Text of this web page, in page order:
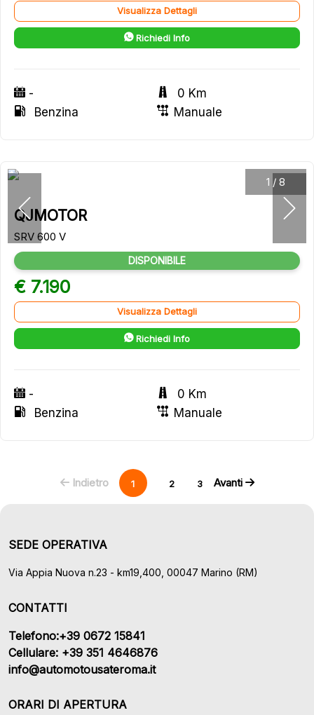
Visualizza Dettagli
Richiedi Info
-
0 Km
Benzina
Manuale
1 / 8
QJMOTOR
SRV 600 V
DISPONIBILE
€ 7.190
Visualizza Dettagli
Richiedi Info
-
0 Km
Benzina
Manuale
Indietro 1 2 3 Avanti
SEDE OPERATIVA
Via Appia Nuova n.23 - km19,400, 00047 Marino (RM)
CONTATTI
Telefono:+39 0672 15841
Cellulare: +39 351 4646876
info@automotousateroma.it
ORARI DI APERTURA